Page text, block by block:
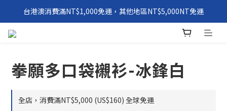
環保永續「 Windxield Leather」 擋風玻璃PVB皮革
台港澳消費滿NT$1,000免運，其他地區NT$5,000NT免運
環保永續「 Windxield Leather」 擋風玻璃PVB皮革
拳願多口袋襯衫-冰鋒白
全店，消費滿NT$5,000 (US$160) 全球免運